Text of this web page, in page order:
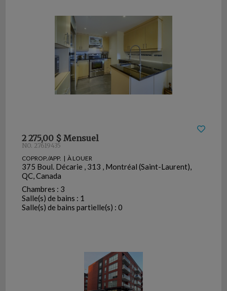
2 275,00 $ Mensuel
NO. 27619435
COPROP./APP. | À LOUER
375 Boul. Décarie , 313 , Montréal (Saint-Laurent),
QC, Canada
Chambres : 3
Salle(s) de bains : 1
Salle(s) de bains partielle(s) : 0